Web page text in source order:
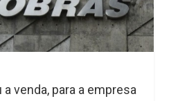
venda, para a empresa